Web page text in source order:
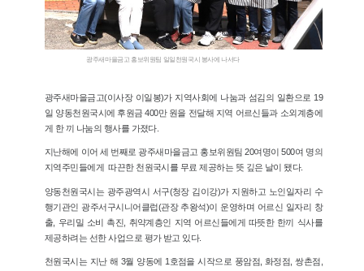
광주새마을금고 홍보위원팀 일일천원국시 봉사에 나서다
광주새마을금고(이사장 이일봉)가 지역사회에 나눔과 섬김의 일환으로 19
일 양동천원국시에 후원금 400만 원을 전달해 지역 어르신들과 소외계층에
게 한 끼 나눔의 행사를 가졌다.
지난해에 이어 세 번째로 광주새마을금고 홍보위원팀 20여명이 500여 명의
지역주민들에게 따끈한 천원국시를 무료 제공하는 뜻 깊은 날이 됐다.
양동천원국시는 광주광역시 서구(청장 김이강)가 지원하고 노인일자리 수
행기관인 광주서구시니어클럽(관장 추왕석)이 운영하며 어르신 일자리 창
출, 우리밀 소비 촉진, 취약계층인 지역 어르신들에게 따뜻한 한끼 식사를
제공하려는 선한 사업으로 평가 받고 있다.
천원국시는 지난 해 3월 양동에 1호점을 시작으로 풍암점, 화정점, 쌍촌점,